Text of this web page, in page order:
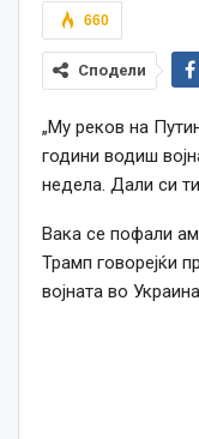
660
Сподели
„Му реков на
години водиш
недела. Дали си
Вака се пофали
Трамп говорејќи
војната во